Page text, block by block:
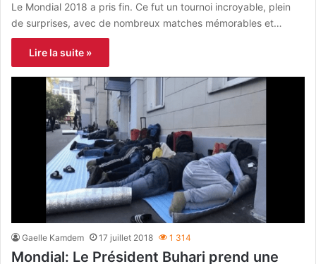
Le Mondial 2018 a pris fin. Ce fut un tournoi incroyable, plein
de surprises, avec de nombreux matches mémorables et…
Lire la suite »
Gaelle Kamdem 17 juillet 2018 1 314
Mondial: Le Président Buhari prend une